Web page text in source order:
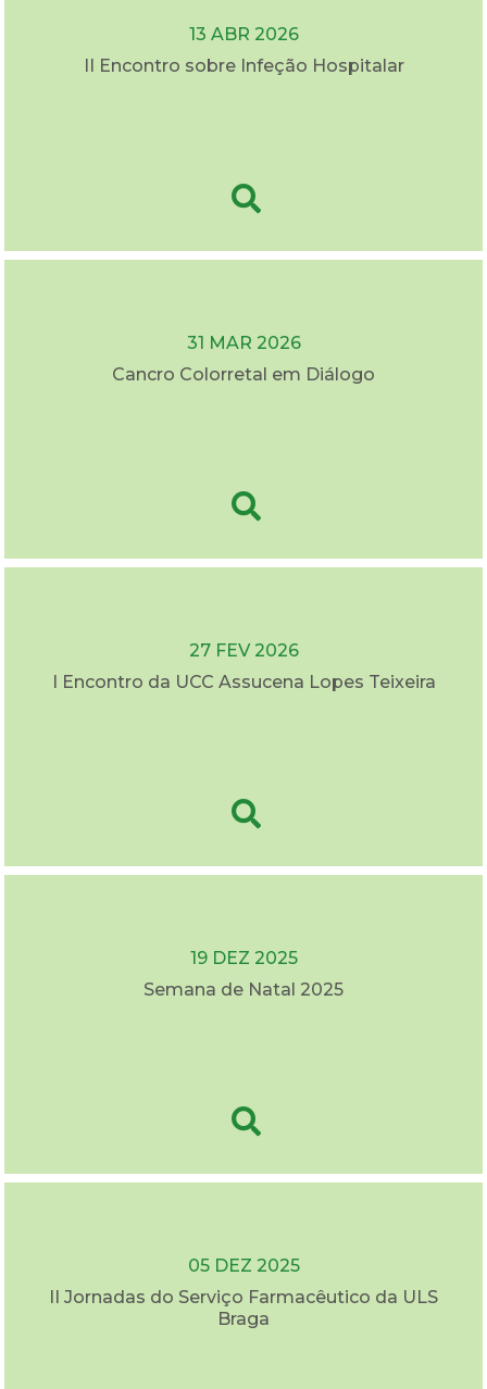
13 ABR 2026
II Encontro sobre Infeção Hospitalar
31 MAR 2026
Cancro Colorretal em Diálogo
27 FEV 2026
I Encontro da UCC Assucena Lopes Teixeira
19 DEZ 2025
Semana de Natal 2025
05 DEZ 2025
II Jornadas do Serviço Farmacêutico da ULS
Braga